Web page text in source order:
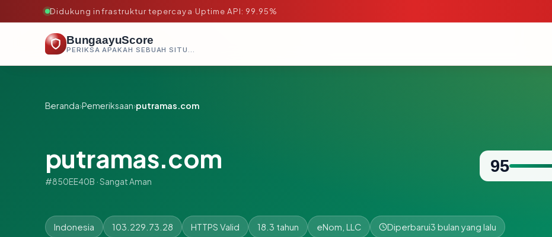
Didukung infrastruktur tepercaya·Uptime API: 99.95%
BungaayuScore
PERIKSA APAKAH SEBUAH SITUS AMAN, TEPERCAYA, DAN TERVERIFIKASI DALAM HITUNGAN DETIK.
Beranda›Pemeriksaan›putramas.com
putramas.com
#850EE40B · Sangat Aman
95
Indonesia 103.229.73.28 HTTPS Valid 18.3 tahun eNom, LLC Diperbarui3 bulan yang lalu